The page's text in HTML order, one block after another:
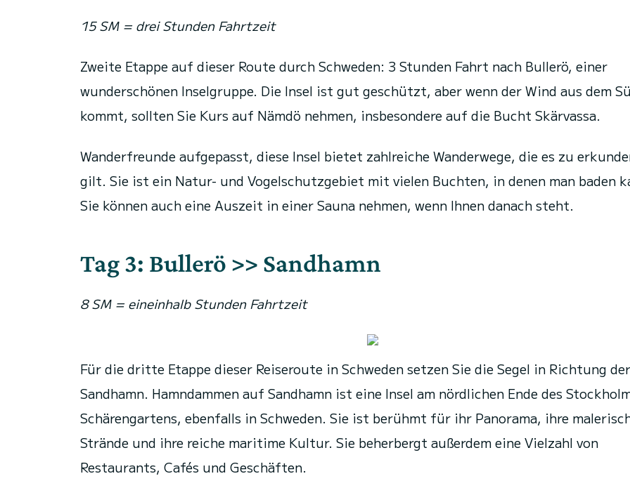
15 SM = drei Stunden Fahrtzeit
Zweite Etappe auf dieser Route durch Schweden: 3 Stunden Fahrt nach Bullerö, einer
wunderschönen Inselgruppe. Die Insel ist gut geschützt, aber wenn der Wind aus dem
kommt, sollten Sie Kurs auf Nämdö nehmen, insbesondere auf die Bucht Skärvassa.
Wanderfreunde aufgepasst, diese Insel bietet zahlreiche Wanderwege, die es zu
gilt. Sie ist ein Natur- und Vogelschutzgebiet mit vielen Buchten, in denen man baden
Sie können auch eine Auszeit in einer Sauna nehmen, wenn Ihnen danach steht.
Tag 3: Bullerö >> Sandhamn
8 SM = eineinhalb Stunden Fahrtzeit
Für die dritte Etappe dieser Reiseroute in Schweden setzen Sie die Segel in Richtung
Sandhamn. Hamndammen auf Sandhamn ist eine Insel am nördlichen Ende des
Schärengartens, ebenfalls in Schweden. Sie ist berühmt für ihr Panorama, ihre
Strände und ihre reiche maritime Kultur. Sie beherbergt außerdem eine Vielzahl von
Restaurants, Cafés und Geschäften.